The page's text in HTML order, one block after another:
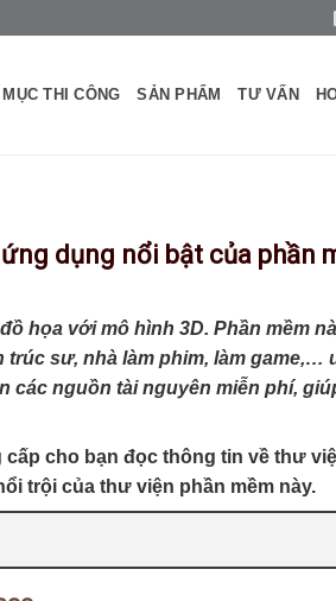
MỤC THI CÔNG SẢN PHẨM TƯ VẤN
dụng nổi bật của phần
họa với mô hình 3D. Phần mềm
sư, nhà làm phim, làm game,…
các nguồn tài nguyên miễn phí,
cấp cho bạn đọc thông tin về thư
trội của thư viện phần mềm này.